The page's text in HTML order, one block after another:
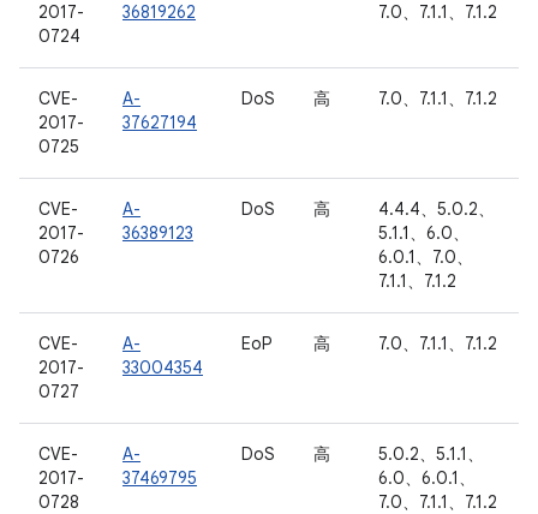
2017-
0724
36819262
7.0、7.1.1、7.1.2
CVE-
2017-
0725
A-
37627194
DoS 高 7.0、7.1.1、7.1.2
CVE-
2017-
0726
A-
36389123
DoS 高
4.4.4、5.0.2、
5.1.1、6.0、
6.0.1、7.0、
7.1.1、7.1.2
CVE-
2017-
0727
A-
33004354
EoP 高 7.0、7.1.1、7.1.2
CVE-
2017-
0728
A-
37469795
DoS 高
5.0.2、5.1.1、
6.0、6.0.1、
7.0、7.1.1、7.1.2